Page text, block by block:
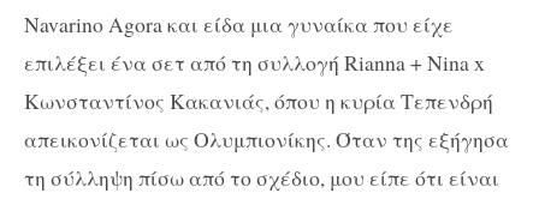
Navarino Agora και είδα μια γυναίκα που είχε
επιλέξει ένα σετ από τη συλλογή Rianna + Nina x
Κωνσταντίνος Κακανιάς, όπου η κυρία Τεπενδρή
απεικονίζεται ως Ολυμπιονίκης. Όταν της εξήγησα
τη σύλληψη πίσω από το σχέδιο, μου είπε ότι είναι